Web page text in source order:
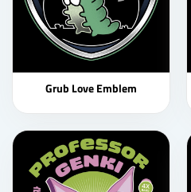
Grub Love Emblem